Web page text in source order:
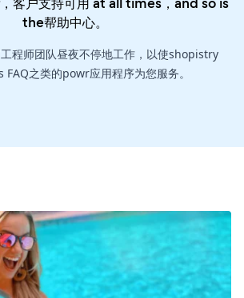
the帮助中心。
程师团队昼夜不停地工作，以使shopistry
之类的powr应用程序为您服务。